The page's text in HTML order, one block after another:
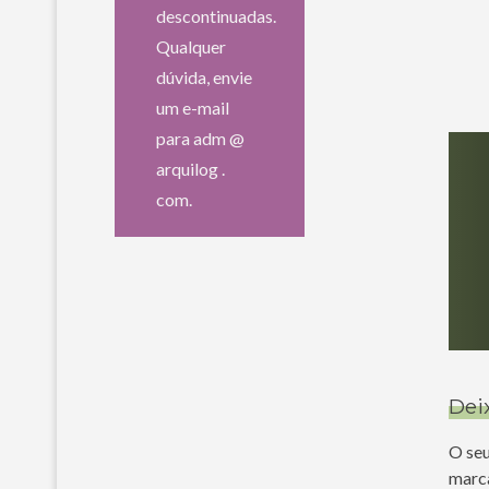
O
descontinuadas.
Qualquer
dúvida, envie
um e-mail
para adm @
arquilog .
com.